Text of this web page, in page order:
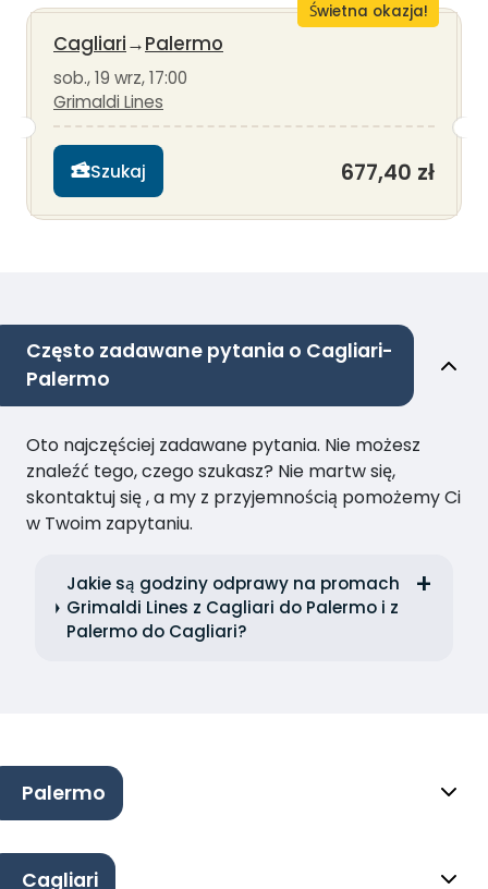
Świetna okazja!
Cagliari→Palermo
sob., 19 wrz, 17:00
Grimaldi Lines
Szukaj 677,40 zł
Często zadawane pytania o Cagliari-
Palermo
Oto najczęściej zadawane pytania. Nie możesz
znaleźć tego, czego szukasz? Nie martw się,
skontaktuj się , a my z przyjemnością pomożemy Ci
w Twoim zapytaniu.
Jakie są godziny odprawy na promach
Grimaldi Lines z Cagliari do Palermo i z
Palermo do Cagliari?
Palermo
Cagliari